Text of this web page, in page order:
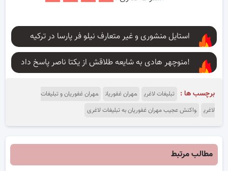
استایل منشوری و غیر متعارف نیلو فر پارسا در ترکیه
منوچهر هادی به شایعه طلاقش از یکتا ناصر پاسخ داد!
برچسب ها : تبلیغات لاغری مهران غفوریان
مهران غفوریان و تبلیغات
لاغری
واکنش عجیب مهران غفوریان به تبلیغات لاغری
مطالب مرتبط